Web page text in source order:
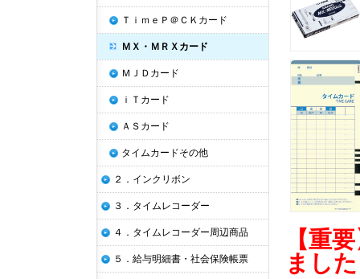
【重
ました
ＴｉｍｅＰ＠ＣＫカード
ＭＸ・ＭＲＸカード
ＭＪＤカード
ｉＴカード
ＡＳカード
タイムカードその他
２．インクリボン
３．タイムレコーダー
４．タイムレコーダー周辺商品
５．給与明細書・社会保険帳票